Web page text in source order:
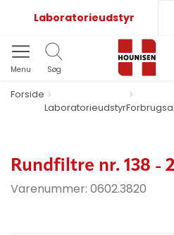
Laboratorieudstyr
Menu Søg
Forside
Laboratorieudstyr
Rundfiltre nr. 138 -
Varenummer: 0602.3820